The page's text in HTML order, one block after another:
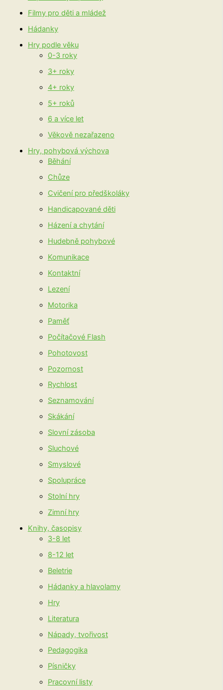
Filmy pro děti a mládež
Hádanky
Hry podle věku
0-3 roky
3+ roky
4+ roky
5+ roků
6 a více let
Věkově nezařazeno
Hry, pohybová výchova
Běhání
Chůze
Cvičení pro předškoláky
Handicapované děti
Házení a chytání
Hudebně pohybové
Komunikace
Kontaktní
Lezení
Motorika
Paměť
Počítačové Flash
Pohotovost
Pozornost
Rychlost
Seznamování
Skákání
Slovní zásoba
Sluchové
Smyslové
Spolupráce
Stolní hry
Zimní hry
Knihy, časopisy
3-8 let
8-12 let
Beletrie
Hádanky a hlavolamy
Hry
Literatura
Nápady, tvořivost
Pedagogika
Písničky
Pracovní listy